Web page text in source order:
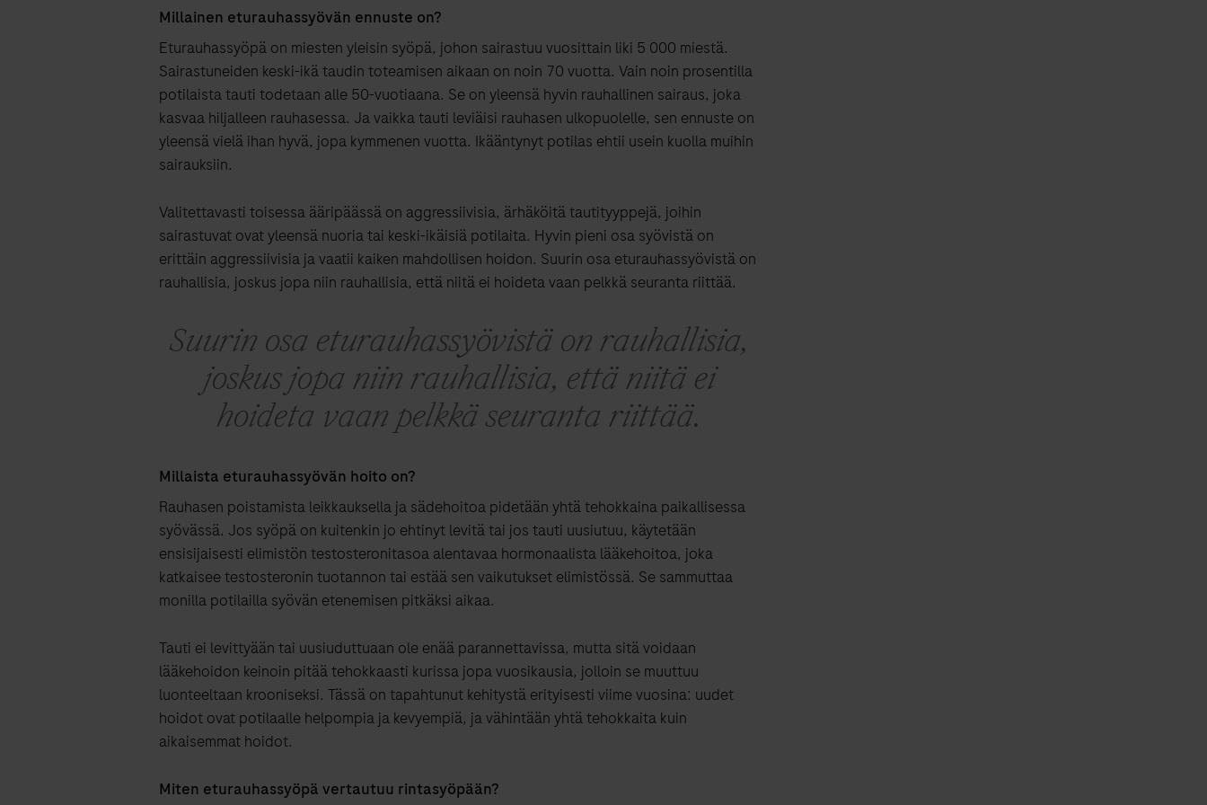
Millainen eturauhassyövän ennuste on?
Eturauhassyöpä on miesten yleisin syöpä, johon sairastuu vuosittain liki 5 000 miestä.
Sairastuneiden keski-ikä taudin toteamisen aikaan on noin 70 vuotta. Vain noin prosentilla
potilaista tauti todetaan alle 50-vuotiaana. Se on yleensä hyvin rauhallinen sairaus, joka
kasvaa hiljalleen rauhasessa. Ja vaikka tauti leviäisi rauhasen ulkopuolelle, sen ennuste on
yleensä vielä ihan hyvä, jopa kymmenen vuotta. Ikääntynyt potilas ehtii usein kuolla muihin
sairauksiin.
Valitettavasti toisessa ääripäässä on aggressiivisia, ärhäköitä tautityyppejä, joihin
sairastuvat ovat yleensä nuoria tai keski-ikäisiä potilaita. Hyvin pieni osa syövistä on
erittäin aggressiivisia ja vaatii kaiken mahdollisen hoidon. Suurin osa eturauhassyövistä on
rauhallisia, joskus jopa niin rauhallisia, että niitä ei hoideta vaan pelkkä seuranta riittää.
Suurin osa eturauhassyövistä on rauhallisia,
joskus jopa niin rauhallisia, että niitä ei
hoideta vaan pelkkä seuranta riittää.
Millaista eturauhassyövän hoito on?
Rauhasen poistamista leikkauksella ja sädehoitoa pidetään yhtä tehokkaina paikallisessa
syövässä. Jos syöpä on kuitenkin jo ehtinyt levitä tai jos tauti uusiutuu, käytetään
ensisijaisesti elimistön testosteronitasoa alentavaa hormonaalista lääkehoitoa, joka
katkaisee testosteronin tuotannon tai estää sen vaikutukset elimistössä. Se sammuttaa
monilla potilailla syövän etenemisen pitkäksi aikaa.
Tauti ei levittyään tai uusiuduttuaan ole enää parannettavissa, mutta sitä voidaan
lääkehoidon keinoin pitää tehokkaasti kurissa jopa vuosikausia, jolloin se muuttuu
luonteeltaan krooniseksi. Tässä on tapahtunut kehitystä erityisesti viime vuosina: uudet
hoidot ovat potilaalle helpompia ja kevyempiä, ja vähintään yhtä tehokkaita kuin
aikaisemmat hoidot.
Miten eturauhassyöpä vertautuu rintasyöpään?